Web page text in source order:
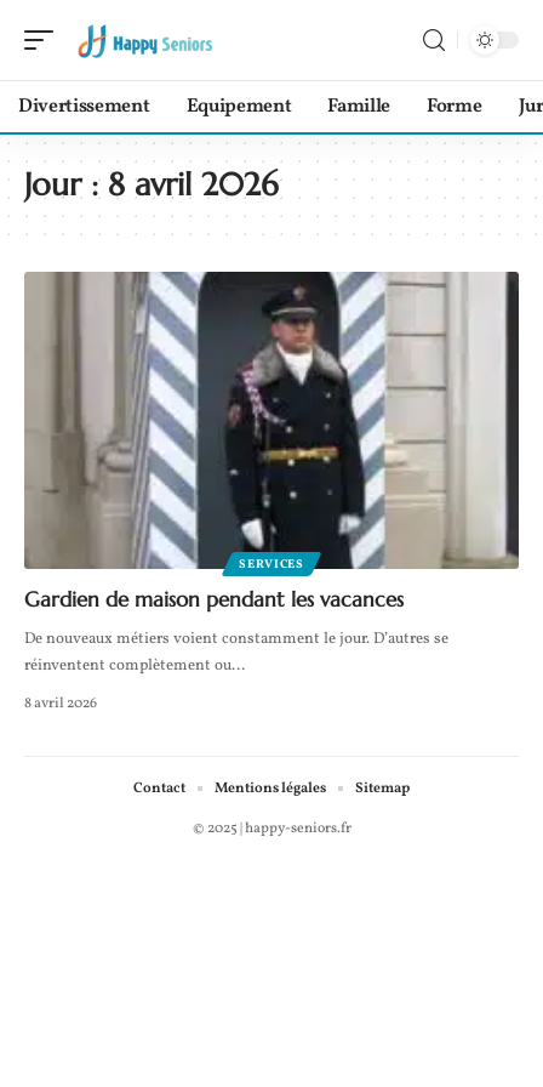
Divertissement Equipement Famille Forme
Jour : 8 avril 2026
SERVICES
Gardien de maison pendant les vacances
De nouveaux métiers voient constamment le jour. D’autres se
réinventent complètement ou…
8 avril 2026
© 2025 | happy-seniors.fr
Contact Mentions légales Sitemap